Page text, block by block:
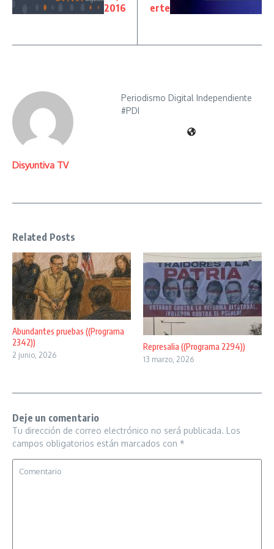
2016
erte
Disyuntiva TV
Periodismo Digital Independiente
#PDI
Related Posts
Abundantes pruebas ((Programa
2342))
2 junio, 2026
Represalia ((Programa 2294))
13 marzo, 2026
Deje un comentario
Tu dirección de correo electrónico no será publicada. Los
campos obligatorios están marcados con *